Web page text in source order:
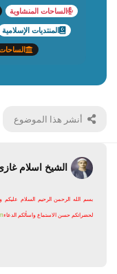
الساحات المنشاوية
المنتديات الإسلامية
أنشر هذا الموضوع
الشيخ اسلام
بسم الله الرحمن الرحيم السلام عليكم
لحضراتكم حسن الاستماع واسألكم الدعاء